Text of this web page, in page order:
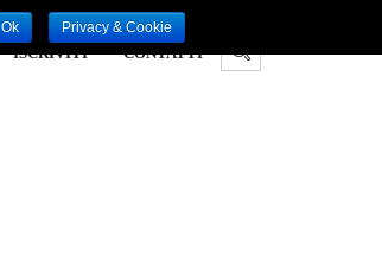
ISCRIVITI CONTATTI
Ok Privacy & Cookie